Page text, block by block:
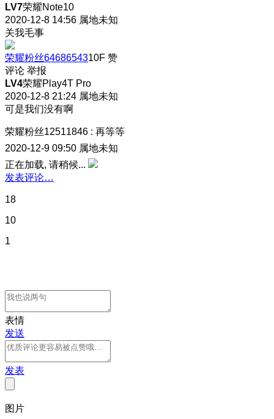
LV7荣耀Note10
2020-12-8 14:56 属地未知
关我毛事
荣耀粉丝6468654310F 赞
评论 举报
LV4荣耀Play4T Pro
2020-12-8 21:24 属地未知
可是我们没有啊
荣耀粉丝12511846 : 再等等
2020-12-9 09:50 属地未知
正在加载, 请稍候...
发表评论…
18
10
1
表情
发送
发表
图片